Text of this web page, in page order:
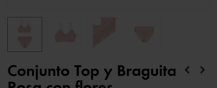
Conjunto Top y Braguita